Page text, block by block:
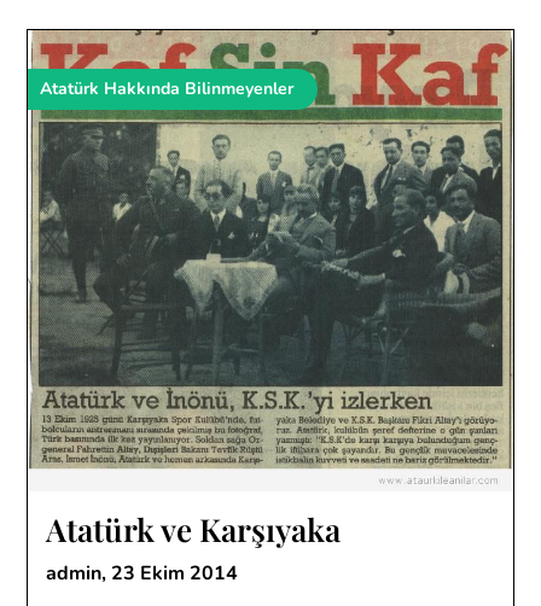
Atatürk Hakkında Bilinmeyenler
Atatürk ve Karşıyaka
admin, 23 Ekim 2014